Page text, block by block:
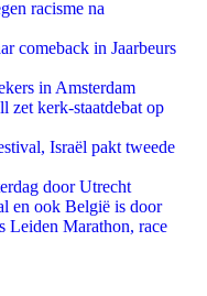
racisme na
comeback in Jaarbeurs
in Amsterdam
zet kerk-staatdebat op
Israël pakt tweede
door Utrecht
en ook België is door
Leiden Marathon, race